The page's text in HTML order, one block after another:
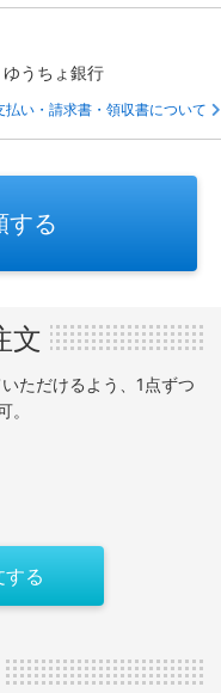
うちょ銀行
払い・請求書・領収書について
する
文
ただけるよう、1点ずつ
。
る